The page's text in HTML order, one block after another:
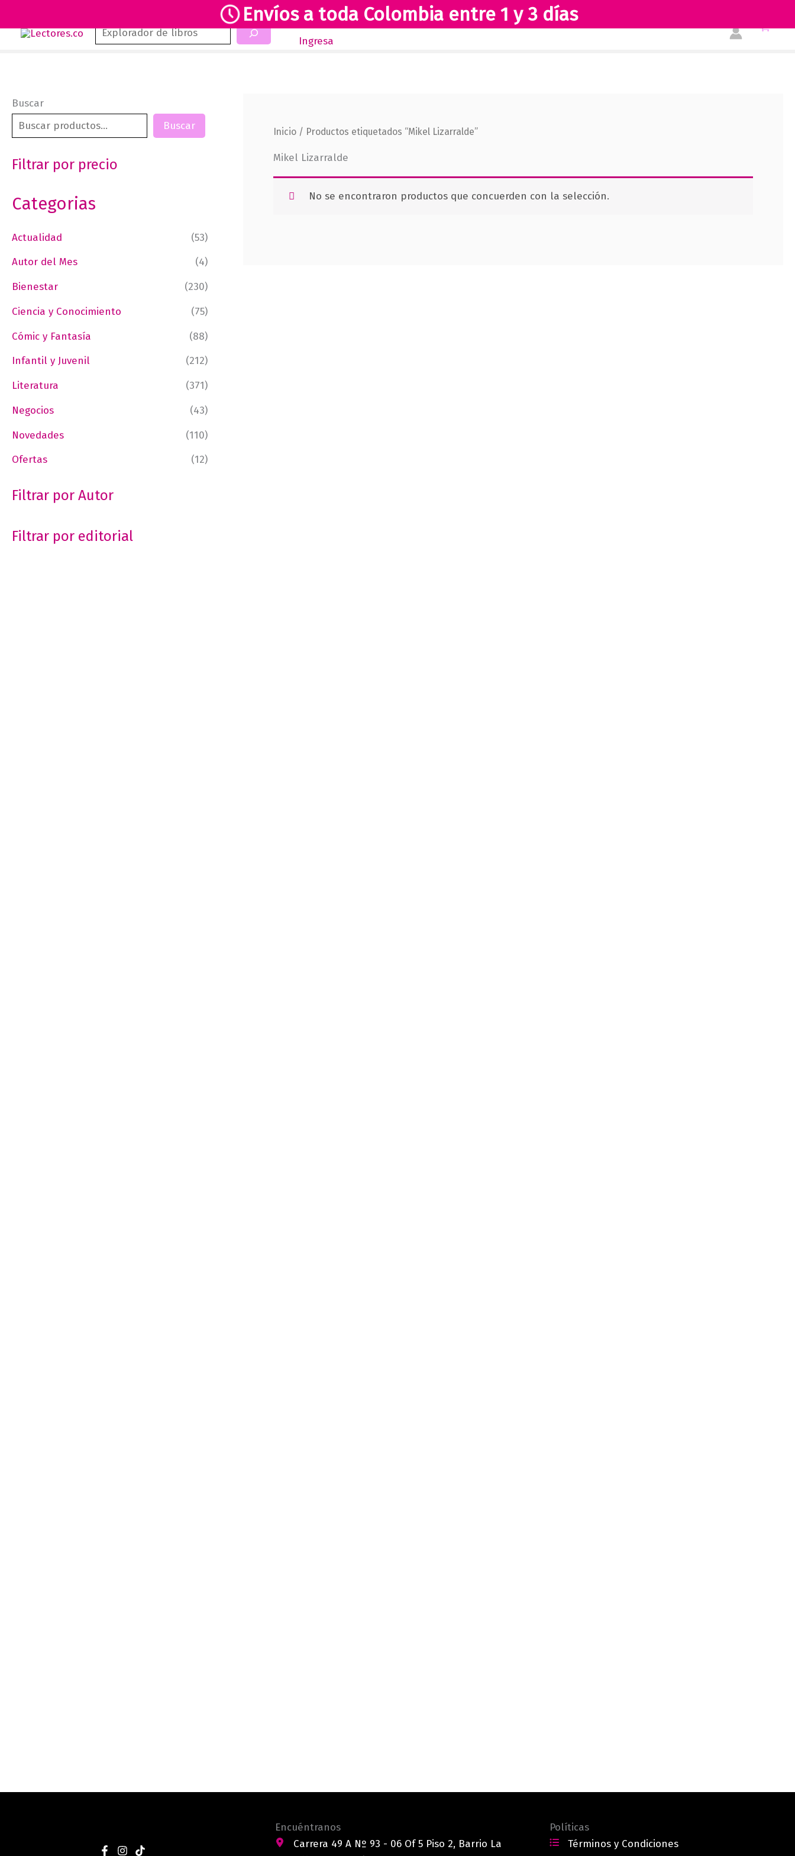
Envíos a toda Colombia entre 1 y 3 días
Buscar Inicio Novedades Revista Club Lectores Tienda
Ingresa
Buscar
Buscar
Filtrar por precio
Categorias
Actualidad
(53)
Autor del Mes
(4)
Bienestar
(230)
Ciencia y Conocimiento
(75)
Cómic y Fantasía
(88)
Infantil y Juvenil
(212)
Literatura
(371)
Negocios
(43)
Novedades
(110)
Ofertas
(12)
Filtrar por Autor
Filtrar por editorial
Inicio / Productos etiquetados “Mikel Lizarralde”
Mikel Lizarralde
No se encontraron productos que concuerden con la selección.
Encuéntranos
Carrera 49 A Nº 93 - 06 Of 5 Piso 2, Barrio La
Políticas
Términos y Condiciones